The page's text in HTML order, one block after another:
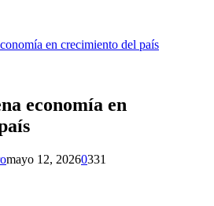
en crecimiento del país
economía en
mayo 12, 20260331